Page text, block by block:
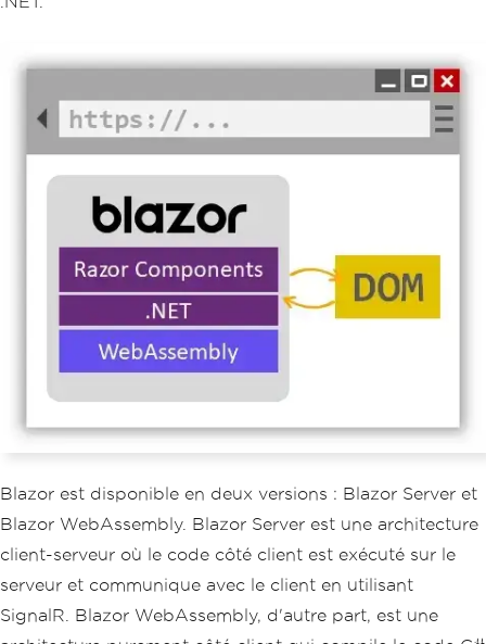
Blazor est disponible en deux versions : Blazor Server et
Blazor WebAssembly. Blazor Server est une architecture
client-serveur où le code côté client est exécuté sur le
serveur et communique avec le client en utilisant
SignalR. Blazor WebAssembly, d'autre part, est une